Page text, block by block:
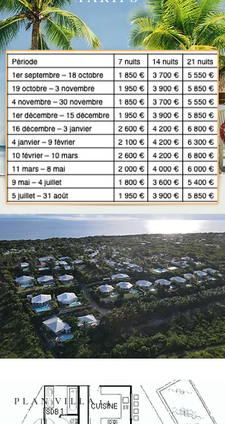
Ménageobligatoire
de fin de séjour :
180 Euros ( à laisser directement sur
place )
Les barrières de protection piscine sont
amovibles et peuvent être demandées
afin d'être installées gratuitement pour
votre arrivée.
* Non accessible aux PMR
P L A N V I L L A 1 4